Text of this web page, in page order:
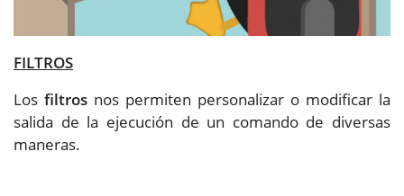
FILTROS
Los filtros nos permiten personalizar o modificar la
salida de la ejecución de un comando de diversas
maneras.